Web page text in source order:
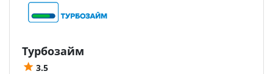
Турбозайм
3.5